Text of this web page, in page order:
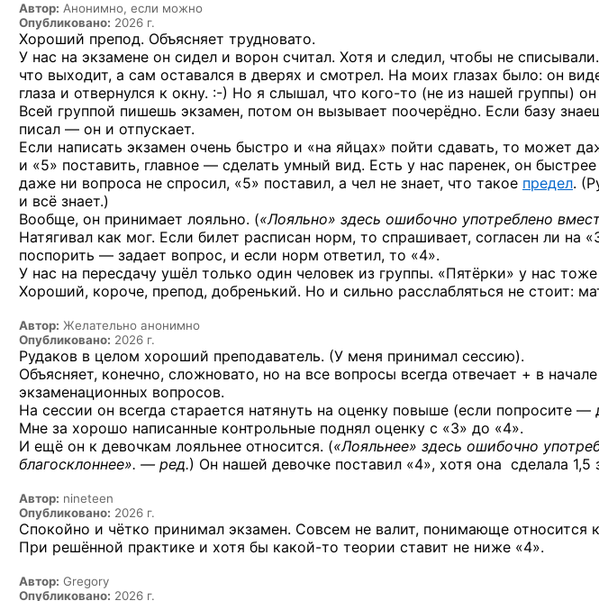
Автор: Анонимно, если можно
Опубликовано: 2026 г.
Хороший препод. Объясняет трудновато.
У нас на экзамене он сидел и ворон считал. Хотя и следил, чтобы не
что выходит, а сам оставался в дверях и смотрел. На моих глазах было: он
глаза и отвернулся к окну. :-) Но я слышал, что кого-то (не из нашей группы) он
Всей группой пишешь экзамен, потом он вызывает поочерёдно. Если базу
писал — он и отпускает.
Если написать экзамен очень быстро и «на яйцах» пойти сдавать, то может
и «5» поставить, главное — сделать умный вид. Есть у нас паренек, он
даже ни вопроса не спросил, «5» поставил, а чел не знает, что такое предел.
и всё знает.)
Вообще, он принимает лояльно. («Лояльно» здесь ошибочно употреблено
Натягивал как мог. Если билет расписан норм, то спрашивает, согласен ли на
поспорить — задает вопрос, и если норм ответил, то «4».
У нас на пересдачу ушёл только один человек из группы. «Пятёрки» у нас
Хороший, короче, препод, добренький. Но и сильно расслабляться не стоит:
Автор: Желательно анонимно
Опубликовано: 2026 г.
Рудаков в целом хороший преподаватель. (У меня принимал сессию).
Объясняет, конечно, сложновато, но на все вопросы всегда отвечает + в
экзаменационных вопросов.
На сессии он всегда старается натянуть на оценку повыше (если попросите —
Мне за хорошо написанные контрольные поднял оценку с «3» до «4».
И ещё он к девочкам лояльнее относится. («Лояльнее» здесь ошибочно
благосклоннее». — ред.) Он нашей девочке поставил «4», хотя она сделала 1,5
Автор: nineteen
Опубликовано: 2026 г.
Спокойно и чётко принимал экзамен. Совсем не валит, понимающе относится
При решённой практике и хотя бы какой-то теории ставит не ниже «4».
Автор: Gregory
Опубликовано: 2026 г.